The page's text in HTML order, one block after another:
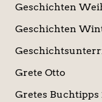
Geschichten
Geschichten
Grete Otto
Gretes Buchtipps